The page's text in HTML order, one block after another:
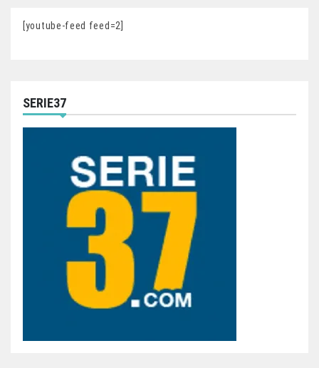
[youtube-feed feed=2]
SERIE37